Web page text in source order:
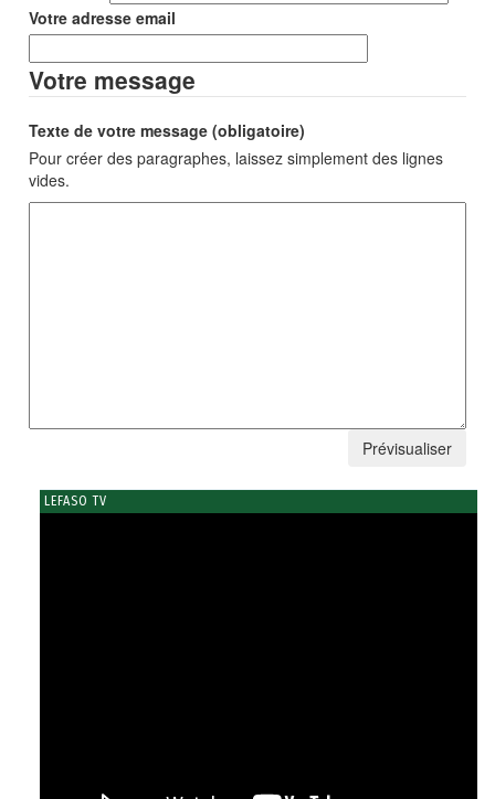
Votre adresse email
Votre message
Texte de votre message (obligatoire)
Pour créer des paragraphes, laissez simplement des lignes
vides.
LEFASO TV